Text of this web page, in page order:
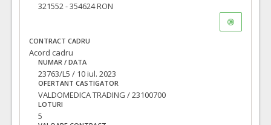
321552 - 354624 RON
CONTRACT CADRU
Acord cadru
NUMAR / DATA
23763/L5 / 10 iul. 2023
OFERTANT CASTIGATOR
VALDOMEDICA TRADING / 23100700
LOTURI
5